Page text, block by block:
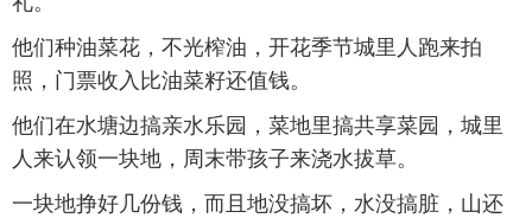
他们种油菜花，不光榨油，开花季节城里人跑来拍
照，门票收入比油菜籽还值钱。
他们在水塘边搞亲水乐园，菜地里搞共享菜园，城里
人来认领一块地，周末带孩子来浇水拔草。
一块地挣好几份钱，而且地没搞坏，水没搞脏，山还